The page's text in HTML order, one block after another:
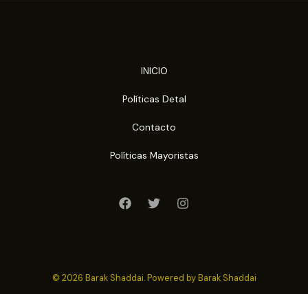
INICIO
Políticas Detal
Contacto
Políticas Mayoristas
© 2026 Barak Shaddai. Powered by Barak Shaddai